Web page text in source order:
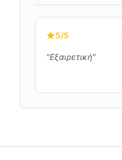
5/5
"Εξαιρετική"